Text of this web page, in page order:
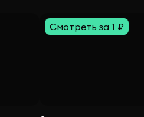
Смотреть за 1 ₽